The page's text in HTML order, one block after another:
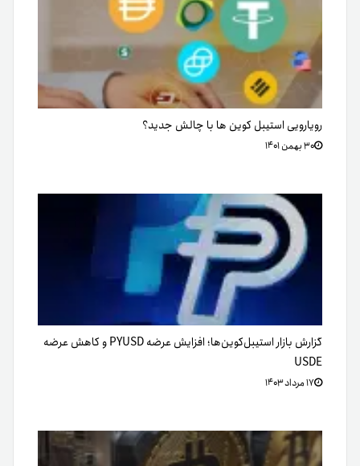
رویارویی استیبل کوین ها با چالش جدید؟
۳۰ بهمن ۱۴۰۱
گزارش بازار استیبل‌کوین‌ها؛ افزایش عرضه PYUSD و کاهش عرضه
USDE
۱۷ مرداد ۱۴۰۳